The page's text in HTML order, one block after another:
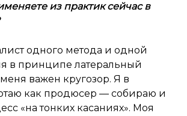
из практик сейчас в
одного метода и одной
в принципе латеральный
важен кругозор. Я в
как продюсер — собираю и
«на тонких касаниях». Моя